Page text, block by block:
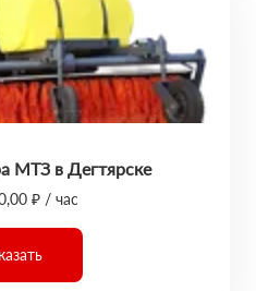
МТЗ в Дегтярске
₽ / час